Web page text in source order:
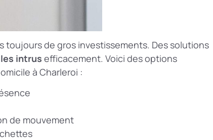
toujours de gros investissements. Des solutions
intrus efficacement. Voici des options
à Charleroi :
de mouvement